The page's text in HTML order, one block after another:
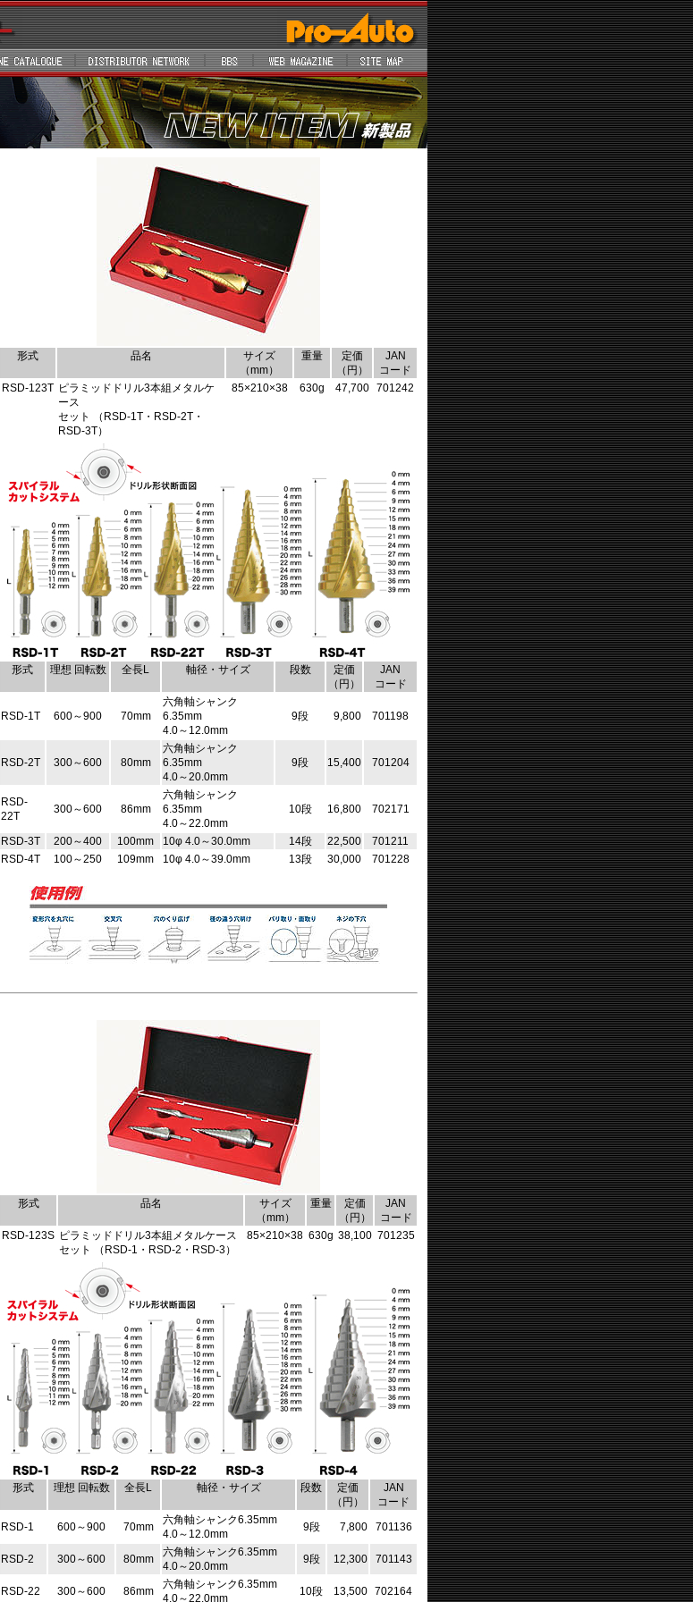
形式 品名
サイズ
（mm）
重量
定価
（円）
JAN
コード
RSD-123T ピラミッドドリル3本組メタルケ
ース
セット （RSD-1T・RSD-2T・
RSD-3T）
85×210×38 630g 47,700 701242
形式 理想 回転数 全長L 軸径・サイズ 段数
定価
（円）
JAN
コード
RSD-1T 600～900 70mm
六角軸シャンク
6.35mm
4.0～12.0mm
9段 9,800 701198
RSD-2T 300～600 80mm
六角軸シャンク
6.35mm
4.0～20.0mm
9段 15,400 701204
RSD-
22T
300～600 86mm
六角軸シャンク
6.35mm
4.0～22.0mm
10段 16,800 702171
RSD-3T 200～400 100mm 10φ 4.0～30.0mm 14段 22,500
701211
RSD-4T
100～250 109mm 10φ 4.0～39.0mm 13段 30,000 701228
形式 品名
サイズ
（mm）
重量
定価
（円）
JAN
コード
RSD-123S ピラミッドドリル3本組メタルケース
セット （RSD-1・RSD-2・RSD-3）
85×210×38 630g 38,100 701235
形式 理想 回転数 全長L 軸径・サイズ 段数
定価
（円）
JAN
コード
RSD-1
600～900 70mm
六角軸シャンク6.35mm
4.0～12.0mm
9段 7,800 701136
RSD-2 300～600 80mm
六角軸シャンク6.35mm
4.0～20.0mm
9段 12,300 701143
RSD-22 300～600 86mm
六角軸シャンク6.35mm
4.0～22.0mm
10段 13,500 702164